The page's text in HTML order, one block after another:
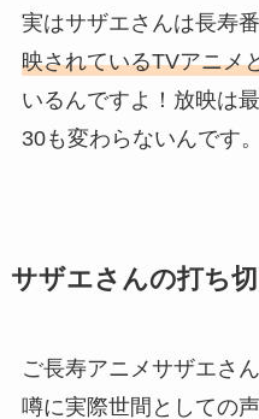
実はサザエさんは長寿番
映されているTVアニメ
いるんですよ！放映は
30も変わらないんです
サザエさんの打ち
ご長寿アニメサザエさ
噂に実際世間としての